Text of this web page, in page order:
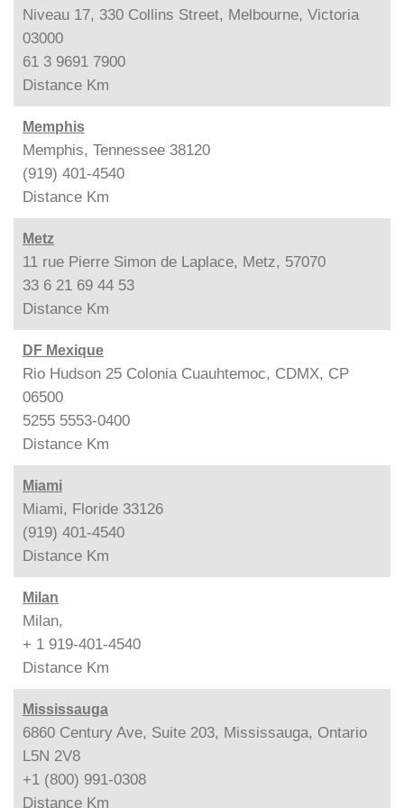
Niveau 17, 330 Collins Street, Melbourne, Victoria
03000
61 3 9691 7900
Distance Km
Memphis
Memphis, Tennessee 38120
(919) 401-4540
Distance Km
Metz
11 rue Pierre Simon de Laplace, Metz, 57070
33 6 21 69 44 53
Distance Km
DF Mexique
Rio Hudson 25 Colonia Cuauhtemoc, CDMX, CP
06500
5255 5553-0400
Distance Km
Miami
Miami, Floride 33126
(919) 401-4540
Distance Km
Milan
Milan,
+ 1 919-401-4540
Distance Km
Mississauga
6860 Century Ave, Suite 203, Mississauga, Ontario
L5N 2V8
+1 (800) 991-0308
Distance Km